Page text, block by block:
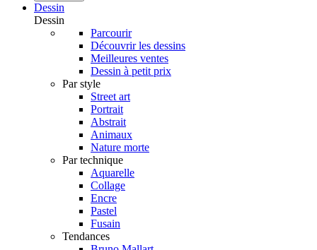
Dessin
Dessin
Parcourir
Découvrir les dessins
Meilleures ventes
Dessin à petit prix
Par style
Street art
Portrait
Abstrait
Animaux
Nature morte
Par technique
Aquarelle
Collage
Encre
Pastel
Fusain
Tendances